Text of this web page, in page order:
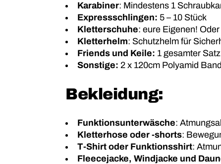
Karabiner: Mindestens 1
Expressschlingen: 5 – 10 Stück
Kletterschuhe: eure Eigenen!
Kletterhelm: Schutzhelm für
Friends und Keile: 1 gesamter
Sonstige: 2 x 120cm Polyamid
Bekleidung:
Funktionsunterwäsche:
Kletterhose oder -shorts:
T-Shirt oder Funktionsshirt:
Fleecejacke, Windjacke und